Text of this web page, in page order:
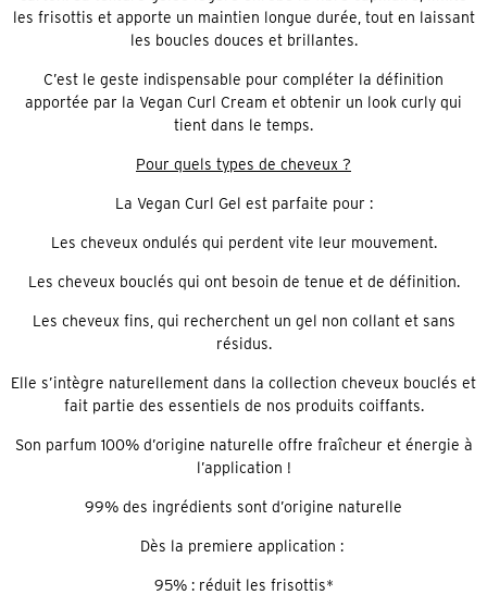
les frisottis et apporte un maintien longue durée, tout en laissant
les boucles douces et brillantes.
C’est le geste indispensable pour compléter la définition
apportée par la Vegan Curl Cream et obtenir un look curly qui
tient dans le temps.
Pour quels types de cheveux ?
La Vegan Curl Gel est parfaite pour :
Les cheveux ondulés qui perdent vite leur mouvement.
Les cheveux bouclés qui ont besoin de tenue et de définition.
Les cheveux fins, qui recherchent un gel non collant et sans
résidus.
Elle s’intègre naturellement dans la collection cheveux bouclés et
fait partie des essentiels de nos produits coiffants.
Son parfum 100% d’origine naturelle offre fraîcheur et énergie à
l’application !
99% des ingrédients sont d’origine naturelle
Dès la premiere application :
95% : réduit les frisottis*